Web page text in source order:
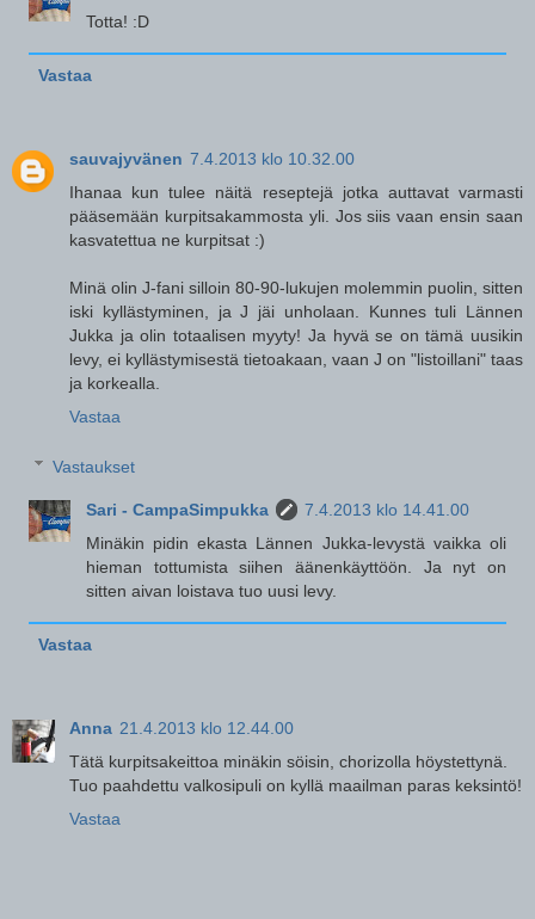
Totta! :D
Vastaa
sauvajyvänen 7.4.2013 klo 10.32.00
Ihanaa kun tulee näitä reseptejä jotka auttavat varmasti
pääsemään kurpitsakammosta yli. Jos siis vaan ensin saan
kasvatettua ne kurpitsat :)
Minä olin J-fani silloin 80-90-lukujen molemmin puolin, sitten
iski kyllästyminen, ja J jäi unholaan. Kunnes tuli Lännen
Jukka ja olin totaalisen myyty! Ja hyvä se on tämä uusikin
levy, ei kyllästymisestä tietoakaan, vaan J on "listoillani" taas
ja korkealla.
Vastaa
Vastaukset
Sari - CampaSimpukka
7.4.2013 klo 14.41.00
Minäkin pidin ekasta Lännen Jukka-levystä vaikka oli
hieman tottumista siihen äänenkäyttöön. Ja nyt on
sitten aivan loistava tuo uusi levy.
Vastaa
Anna 21.4.2013 klo 12.44.00
Tätä kurpitsakeittoa minäkin söisin, chorizolla höystettynä.
Tuo paahdettu valkosipuli on kyllä maailman paras keksintö!
Vastaa